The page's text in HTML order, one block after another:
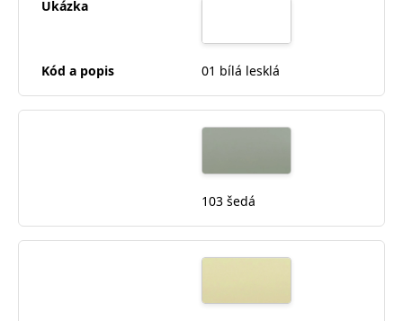
01 bílá lesklá
103 šedá